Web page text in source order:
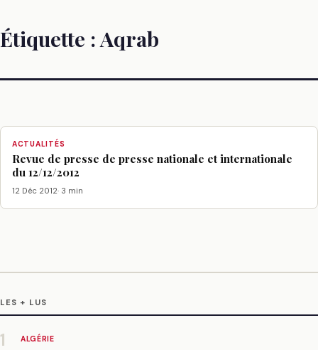
Étiquette :Aqrab
ACTUALITÉS
Revue de presse de presse nationale et internationale
du 12/12/2012
12 Déc 2012· 3 min
LES + LUS
1 ALGÉRIE